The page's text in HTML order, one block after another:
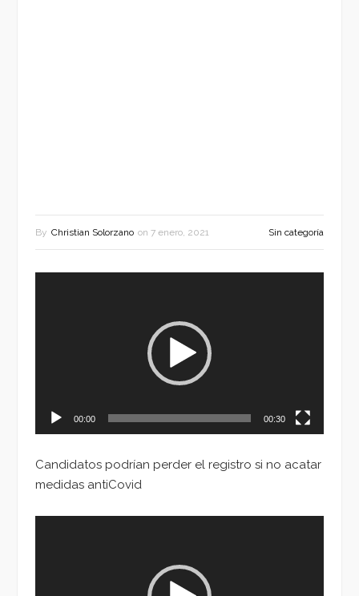
By Christian Solorzano on 7 enero, 2021 Sin categoría
00:00 00:30
Candidatos podrían perder el registro si no acatar
medidas antiCovid